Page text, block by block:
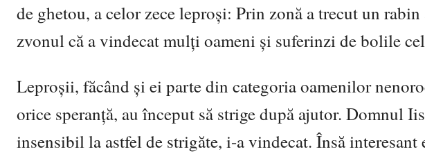
de ghetou, a celor zece leproşi: Prin zonă a trecut un
zvonul că a vindecat mulţi oameni şi suferinzi de bolile
Leproşii, făcând şi ei parte din categoria oamenilor
orice speranţă, au început să strige după ajutor. Domnul
insensibil la astfel de strigăte, i-a vindecat. Însă